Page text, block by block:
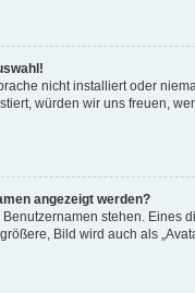
nicht installiert oder
würden wir uns freuen,
angezeigt werden?
stehen.
Bild wird auch als